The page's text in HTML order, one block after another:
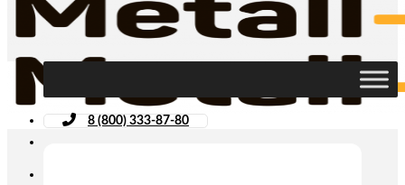
8 (800) 333-87-80